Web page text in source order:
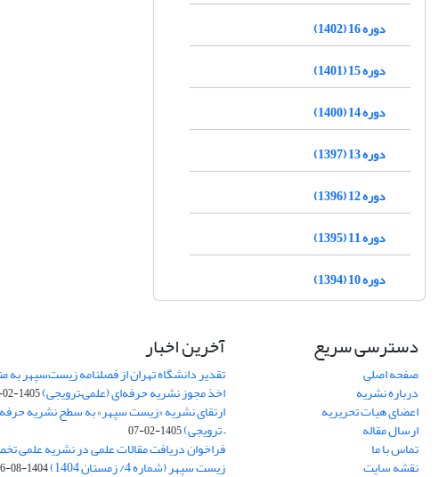
دوره 16 (1402)
دوره 15 (1401)
دوره 14 (1400)
دوره 13 (1397)
دوره 12 (1396)
دوره 11 (1395)
دوره 10 (1394)
دسترسی سریع
صفحه اصلی
درباره نشریه
اعضای هیات تحریریه
ارسال مقاله
تماس با ما
نقشه سایت
آخرین اخبار
تقدیر دانشگاه تهران از فصلنامه زیست‌سپهر به
اخذ مجوز نشریه حرفه‌ای (علمی–ترویجی)1405-02-15
ارتقای نشریه «زیست‌ سپهر» به سطح نشریه
– ترویجی)1405-02-07
فراخوان دریافت مقالات علمی در نشریه علمی
زیست سپهر (شماره 4/ زمستان 1404) 1404-08-26